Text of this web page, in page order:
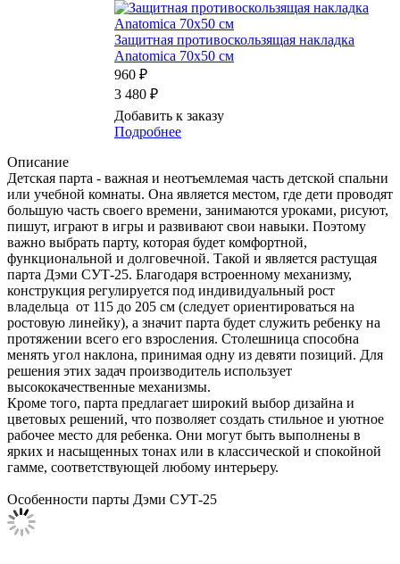
Защитная противоскользящая накладка
Anatomica 70х50 см
960 ₽
3 480 ₽
Добавить к заказу
Подробнее
Описание
Детская партa - важная и неотъемлемая часть детской спальни
или учебной комнаты. Она является местом, где дети проводят
большую часть своего времени, занимаются уроками, рисуют,
пишут, играют в игры и развивают свои навыки. Поэтому
важно выбрать парту, которая будет комфортной,
функциональной и долговечной. Такой и является растущая
парта Дэми СУТ-25. Благодаря встроенному механизму,
конструкция регулируется под индивидуальный рост
владельца от 115 до 205 см (следует ориентироваться на
ростовую линейку), а значит парта будет служить ребенку на
протяжении всего его взросления. Столешница способна
менять угол наклона, принимая одну из девяти позиций. Для
решения этих задач производитель использует
высококачественные механизмы.
Кроме того, парта предлагает широкий выбор дизайна и
цветовых решений, что позволяет создать стильное и уютное
рабочее место для ребенка. Они могут быть выполнены в
ярких и насыщенных тонах или в классической и спокойной
гамме, соответствующей любому интерьеру.
Особенности парты Дэми СУТ-25